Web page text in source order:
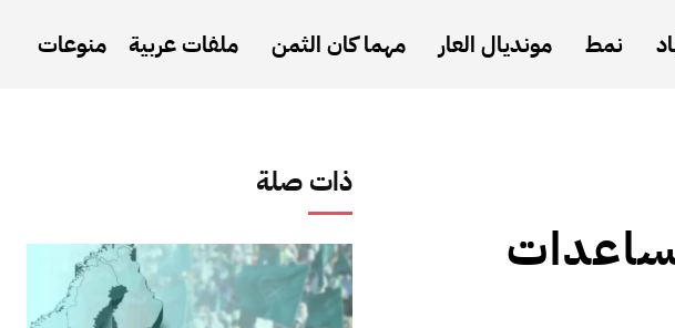
نمط مونديال العار مهما كان الثمن ملفات عربية منوعات
ذات صلة